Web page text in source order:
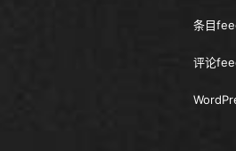
条目
评论